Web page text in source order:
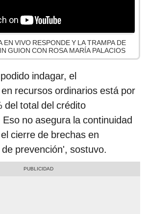
EN VIVO RESPONDE Y LA TRAMPA DE
GUION CON ROSA MARÍA PALACIOS
indagar, el
recursos ordinarios está por
del total del crédito
no asegura la continuidad
cierre de brechas en
prevención', sostuvo.